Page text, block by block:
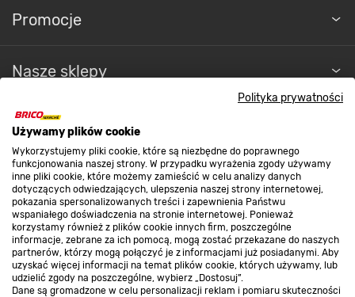
Polityka prywatności
Używamy plików cookie
Wykorzystujemy pliki cookie, które są niezbędne do poprawnego
funkcjonowania naszej strony. W przypadku wyrażenia zgody używamy
inne pliki cookie, które możemy zamieścić w celu analizy danych
dotyczących odwiedzających, ulepszenia naszej strony internetowej,
pokazania spersonalizowanych treści i zapewnienia Państwu
wspaniałego doświadczenia na stronie internetowej. Ponieważ
korzystamy również z plików cookie innych firm, poszczególne
informacje, zebrane za ich pomocą, mogą zostać przekazane do naszych
partnerów, którzy mogą połączyć je z informacjami już posiadanymi. Aby
uzyskać więcej informacji na temat plików cookie, których używamy, lub
udzielić zgody na poszczególne, wybierz „Dostosuj”.
Dane są gromadzone w celu personalizacji reklam i pomiaru skuteczności
Promocje
Nasze sklepy
O nas
Kontakt do sklepu
Strefa biznesu
Dołącz do nas